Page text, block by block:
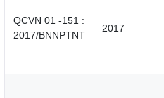
QCVN 01 -151 :
2017/BNNPTNT
2017